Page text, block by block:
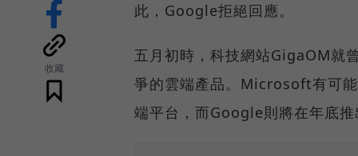
收藏
此，Google拒絕回應。
五月初時，科技網站GigaOM
爭的雲端產品。Microsoft有可
端平台，而Google則將在年底